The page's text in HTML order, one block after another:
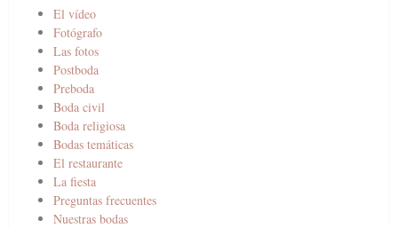
El vídeo
Fotógrafo
Las fotos
Postboda
Preboda
Boda civil
Boda religiosa
Bodas temáticas
El restaurante
La fiesta
Preguntas frecuentes
Nuestras bodas